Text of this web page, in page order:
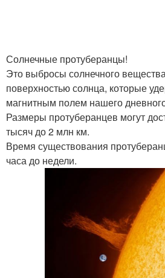
Солнечные протуберанцы!
Это выбросы солнечного
поверхностью солнца, которые
магнитным полем нашего
Размеры протуберанцев могут
тысяч до 2 млн км.
Время существования
часа до недели.